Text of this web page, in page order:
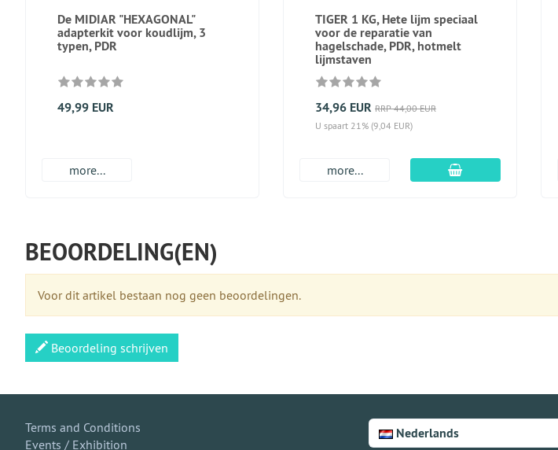
De MIDIAR "HEXAGONAL"
adapterkit voor koudlijm, 3
typen, PDR
49,99 EUR
more...
TIGER 1 KG, Hete lijm speciaal
voor de reparatie van
hagelschade, PDR, hotmelt
lijmstaven
34,96 EUR RRP 44,00 EUR
U spaart 21% (9,04 EUR)
more... In winkelmandje
BEOORDELING(EN)
Voor dit artikel bestaan nog geen beoordelingen.
Beoordeling schrijven
Terms and Conditions
Events / Exhibition
Nederlands